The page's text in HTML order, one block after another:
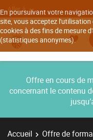
En poursuivant votre
site, vous acceptez l'utilisation
cookies à des fins de mesure
(statistiques anonymes).
Aller à
Offre en cours de
concernant le contenu
Accueil Offre de